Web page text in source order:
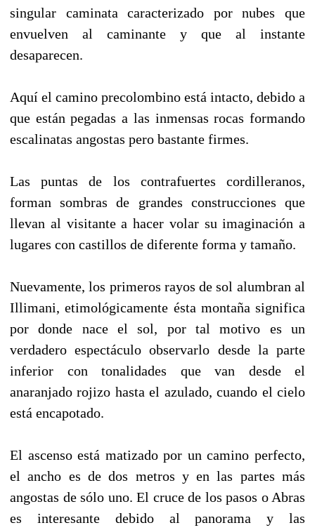
singular caminata caracterizado por nubes que
envuelven al caminante y que al instante
desaparecen.
Aquí el camino precolombino está intacto, debido a
que están pegadas a las inmensas rocas formando
escalinatas angostas pero bastante firmes.
Las puntas de los contrafuertes cordilleranos,
forman sombras de grandes construcciones que
llevan al visitante a hacer volar su imaginación a
lugares con castillos de diferente forma y tamaño.
Nuevamente, los primeros rayos de sol alumbran al
Illimani, etimológicamente ésta montaña significa
por donde nace el sol, por tal motivo es un
verdadero espectáculo observarlo desde la parte
inferior con tonalidades que van desde el
anaranjado rojizo hasta el azulado, cuando el cielo
está encapotado.
El ascenso está matizado por un camino perfecto,
el ancho es de dos metros y en las partes más
angostas de sólo uno. El cruce de los pasos o Abras
es interesante debido al panorama y las